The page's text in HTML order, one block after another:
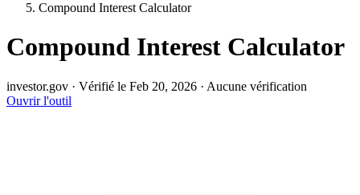
Compound Interest Calculator
Compound Interest Calculator
investor.gov · Vérifié le Feb 20, 2026 · Aucune vérification
Ouvrir l'outil